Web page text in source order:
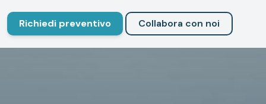
Richiedi preventivo Collabora con noi